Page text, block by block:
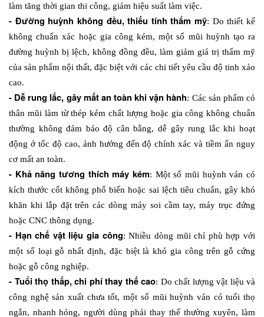
làm tăng thời gian thi công, giảm hiệu suất làm việc.
- Đường huỳnh không đều, thiếu tính thẩm mỹ: Do thiết kế
không chuẩn xác hoặc gia công kém, một số mũi huỳnh tạo ra
đường huỳnh bị lệch, không đồng đều, làm giảm giá trị thẩm mỹ
của sản phẩm nội thất, đặc biệt với các chi tiết yêu cầu độ tinh xảo
cao.
- Dễ rung lắc, gây mất an toàn khi vận hành: Các sản phẩm có
thân mũi làm từ thép kém chất lượng hoặc gia công không chuẩn
thường không đảm bảo độ cân bằng, dễ gây rung lắc khi hoạt
động ở tốc độ cao, ảnh hưởng đến độ chính xác và tiềm ẩn nguy
cơ mất an toàn.
- Khả năng tương thích máy kém: Một số mũi huỳnh ván có
kích thước cốt không phổ biến hoặc sai lệch tiêu chuẩn, gây khó
khăn khi lắp đặt trên các dòng máy soi cầm tay, máy trục đứng
hoặc CNC thông dụng.
- Hạn chế vật liệu gia công: Nhiều dòng mũi chỉ phù hợp với
một số loại gỗ nhất định, đặc biệt là khó gia công trên gỗ cứng
hoặc gỗ công nghiệp.
- Tuổi thọ thấp, chi phí thay thế cao: Do chất lượng vật liệu và
công nghệ sản xuất chưa tốt, một số mũi huỳnh ván có tuổi thọ
ngắn, nhanh hỏng, người dùng phải thay thế thường xuyên, làm